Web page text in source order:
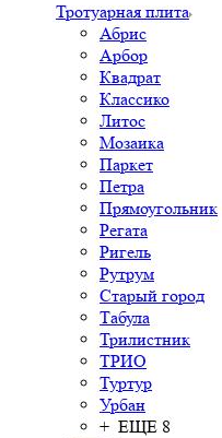
Тротуарная плита
Абрис
Арбор
Квадрат
Классико
Литос
Мозаика
Паркет
Петра
Прямоугольник
Регата
Ригель
Рутрум
Старый город
Табула
Трилистник
ТРИО
Туртур
Урбан
+ ЕЩЕ 8